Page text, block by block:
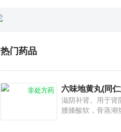
热门药品
非处方药 六味地黄丸(同
滋阴补肾。用于肾
腰膝酸软，骨蒸潮